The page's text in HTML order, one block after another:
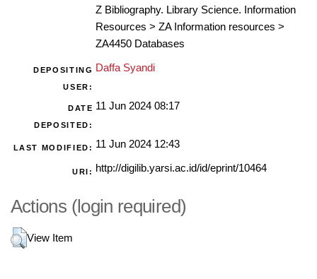
Z Bibliography. Library Science. Information
Resources > ZA Information resources >
ZA4450 Databases
DEPOSITING
USER:
Daffa Syandi
DATE
DEPOSITED:
11 Jun 2024 08:17
LAST MODIFIED: 11 Jun 2024 12:43
URI: http://digilib.yarsi.ac.id/id/eprint/10464
Actions (login required)
View Item